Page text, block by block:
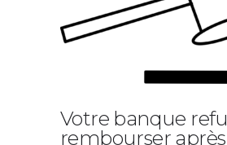
Votre banque
rembourser